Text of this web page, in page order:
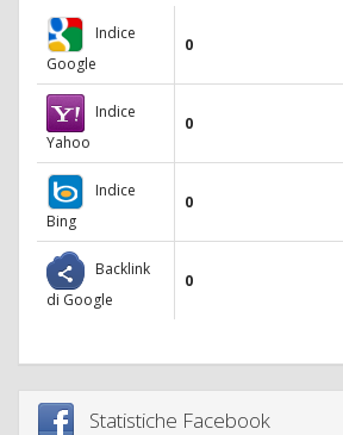
Indice
Google
0
Indice
Yahoo
0
Indice
Bing
0
Backlink
di Google
0
Statistiche Facebook